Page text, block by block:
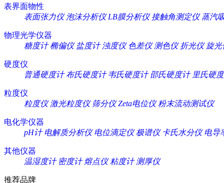
表界面物性
表面张力仪 泡沫分析仪 LB膜分析仪 接触角测定仪 蒸汽
物理光学仪器
糖度计 椭偏仪 盐度计 浊度仪 色差仪 测色仪 折光仪 旋光
硬度仪
普通硬度计 布氏硬度计 韦氏硬度计 邵氏硬度计 里氏硬
粒度仪
粒度仪 激光粒度仪 筛分仪 Zeta电位仪 粉末流动测试仪
电化学仪器
pH计 电解质分析仪 电位滴定仪 极谱仪 卡氏水分仪 电导
其他仪器
温湿度计 密度计 熔点仪 粘度计 测厚仪
推荐品牌